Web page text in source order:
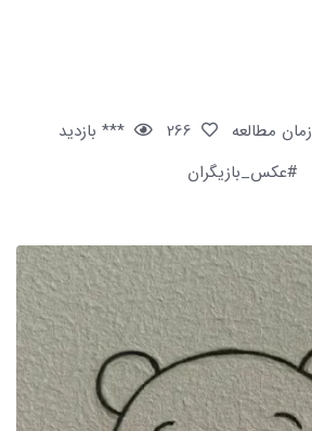
*** بازدید
#عکس_بازیگران